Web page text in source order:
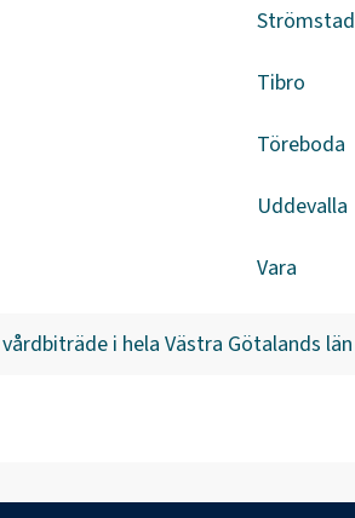
Strömstad
Tibro
Töreboda
Uddevalla
Vara
vårdbiträde i hela Västra Götalands län